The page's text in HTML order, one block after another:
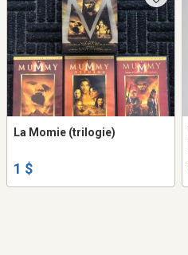
La Momie (trilogie)
1 $